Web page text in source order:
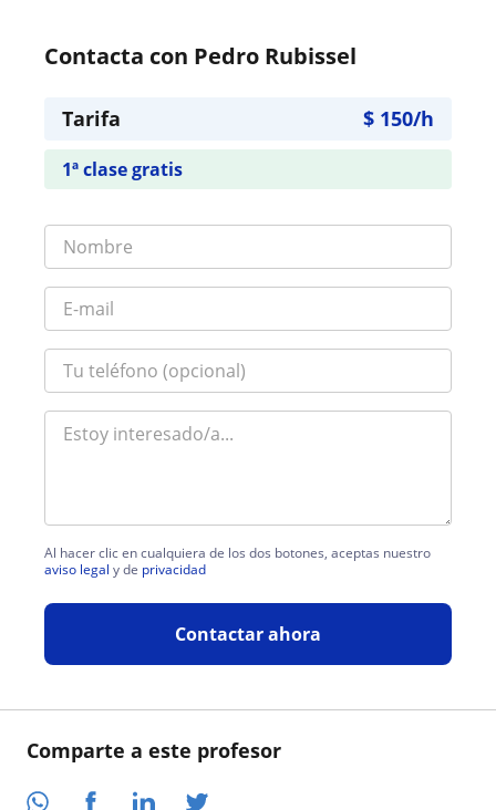
Comparte a este profesor
Contacta con Pedro Rubissel
Tarifa $ 150/h
1ª clase gratis
Al hacer clic en cualquiera de los dos botones, aceptas nuestro
aviso legal y de privacidad
Contactar ahora